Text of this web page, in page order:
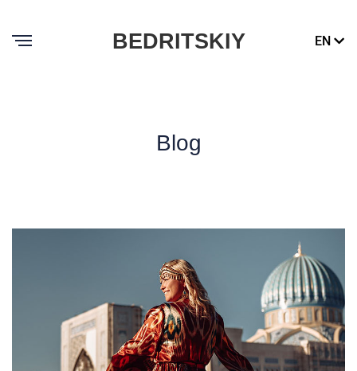
BEDRITSKIY EN
Blog